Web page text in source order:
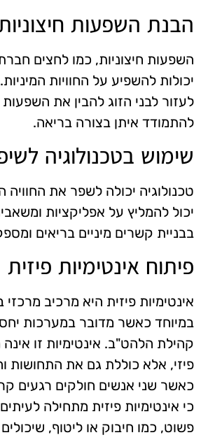
הבנת השפעות
השפעות חיצוניות, כמו לחצים
יכולות להשפיע על החוויות
לעזור לבני הזוג להבין את
להתמודד איתן בצורה בריאה.
שימוש בטכנולוגיה
טכנולוגיה יכולה לשפר את החוויה
יכול להמליץ על אפליקציות
בבניית קשרים מיניים בריאים
פיתוח אינטימיות פיזית
אינטימיות פיזית היא מרכיב מרכזי
במיוחד כאשר מדובר במערכות
קהילת הלהט"ב. אינטימיות זו
פיזי, אלא כוללת גם את התחושות
כאשר שני אנשים חולקים רגעים
כי אינטימיות פיזית מתחילה
פשוט, כמו חיבוק או ליטוף,